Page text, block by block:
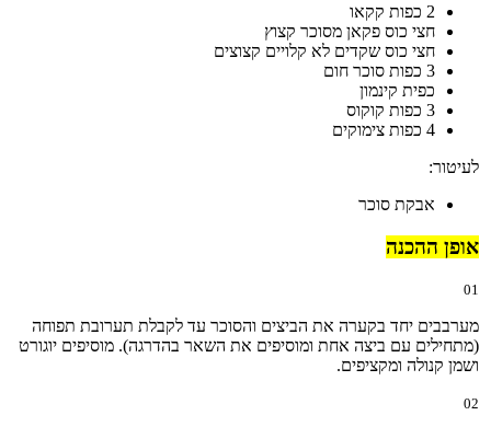
2 כפות קקאו
חצי כוס פקאן מסוכר קצוץ
חצי כוס שקדים לא קלויים קצוצים
3 כפות סוכר חום
כפית קינמון
3 כפות קוקוס
4 כפות צימוקים
לעיטור:
אבקת סוכר
אופן ההכנה
01
מערבבים יחד בקערה את הביצים והסוכר עד לקבלת תערובת תפוחה
(מתחילים עם ביצה אחת ומוסיפים את השאר בהדרגה). מוסיפים יוגורט
ושמן קנולה ומקציפים.
02